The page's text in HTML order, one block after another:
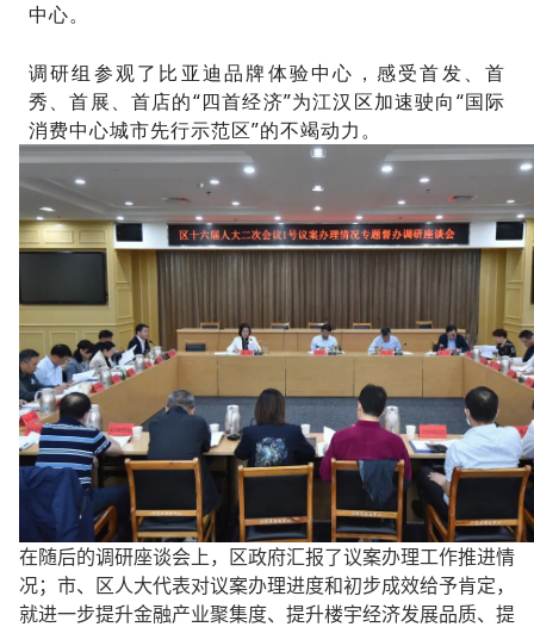
中心。
调研组参观了比亚迪品牌体验中心，感受首发、首
秀、首展、首店的“四首经济”为江汉区加速驶向“国际
消费中心城市先行示范区”的不竭动力。
在随后的调研座谈会上，区政府汇报了议案办理工作推进情
况；市、区人大代表对议案办理进度和初步成效给予肯定，
就进一步提升金融产业聚集度、提升楼宇经济发展品质、提